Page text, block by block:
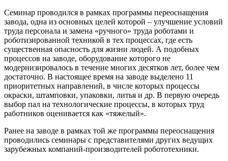
Семинар проводился в рамках программы переоснащения
завода, одна из основных целей которой – улучшение условий
труда персонала и замена «ручного» труда роботами и
роботизированной техникой в тех процессах, где есть
существенная опасность для жизни людей. А подобных
процессов на заводе, оборудование которого не
модернизировалось в течение многих десятков лет, более чем
достаточно. В настоящее время на заводе выделено 11
приоритетных направлений, в числе которых процессы
окраски, штамповки, упаковки, литья и др. В первую очередь
выбор пал на технологические процессы, в которых труд
работников оценивается как «тяжелый».
Ранее на заводе в рамках той же программы переоснащения
проводились семинары с представителями других ведущих
зарубежных компаний-производителей робототехники.